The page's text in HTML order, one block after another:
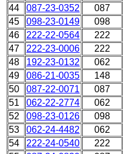
44
087-23-0352 087
45
098-23-0149 098
46
222-22-0564 222
47
222-23-0006 222
48
192-23-0132 062
49
086-21-0035 148
50
087-22-0071 087
51
062-22-2774 062
52
098-23-0126 098
53
062-24-4482 062
54
222-24-0540 222